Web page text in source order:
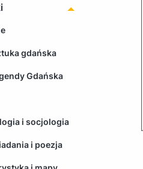
gdańska
Gdańska
i socjologia
i poezja